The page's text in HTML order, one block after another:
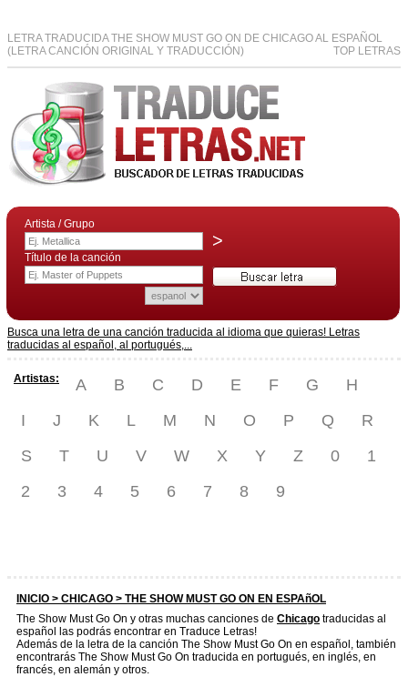
LETRA TRADUCIDA THE SHOW MUST GO ON DE CHICAGO AL ESPAÑOL
(LETRA CANCIÓN ORIGINAL Y TRADUCCIÓN)
TOP LETRAS
Artista / Grupo
>
Título de la canción
Busca una letra de una canción traducida al idioma que quieras! Letras
traducidas al español, al portugués,...
Artistas: A B C D E F G
H
I
J K L M N O P Q
R
S
T U V W X Y Z 0
1
2
3 4 5 6 7 8 9
INICIO > CHICAGO > THE SHOW MUST GO ON EN ESPAñOL
The Show Must Go On y otras muchas canciones de Chicago traducidas al
español las podrás encontrar en Traduce Letras!
Además de la letra de la canción The Show Must Go On en español, también
encontrarás The Show Must Go On traducida en portugués, en inglés, en
francés, en alemán y otros.